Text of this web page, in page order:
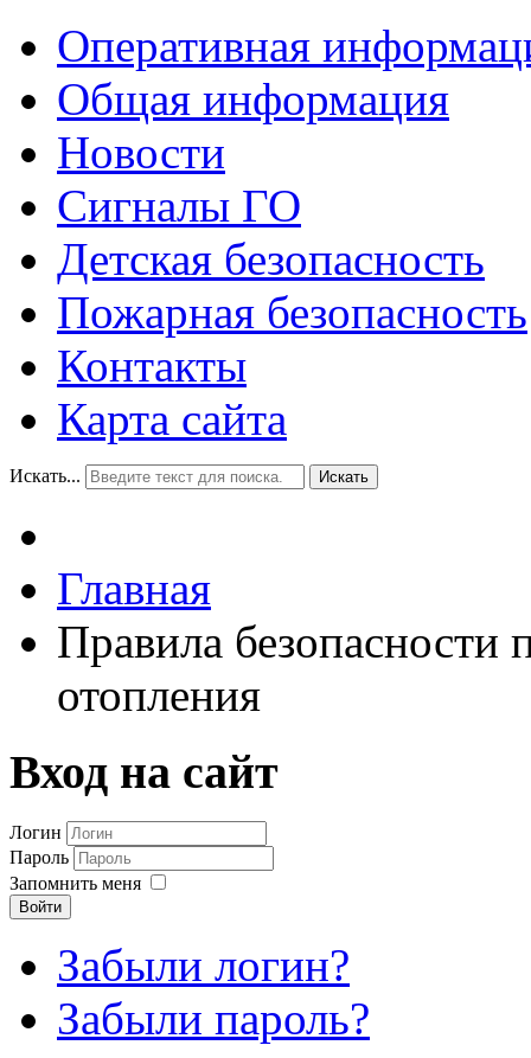
Оперативная
Общая информация
Новости
Сигналы ГО
Детская безопасность
Пожарная безопасность
Контакты
Карта сайта
Искать... Искать
Главная
Правила безопасности
отопления
Вход на сайт
Логин
Пароль
Запомнить меня
Войти
Забыли логин?
Забыли пароль?